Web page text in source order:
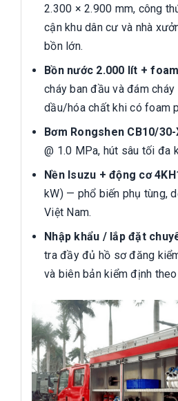
2.300 × 2.900 mm, công
cận khu dân cư và nhà
bồn lớn.
Bồn nước 2.000 lít +
cháy ban đầu và đám
dầu/hóa chất khi có foam
Bơm Rongshen CB10/
@ 1.0 MPa, hút sâu tối đa
Nền Isuzu + động cơ
kW) — phổ biến phụ tùng,
Việt Nam.
Nhập khẩu / lắp đặt
tra đầy đủ hồ sơ đăng
và biên bản kiểm định